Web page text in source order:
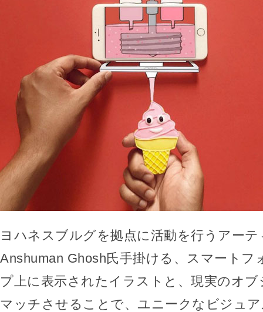
ヨハネスブルグを拠点に活動を行うアーテ
Anshuman Ghosh氏手掛ける、スマートフ
プ上に表示されたイラストと、現実のオ
マッチさせることで、ユニークなビジュ